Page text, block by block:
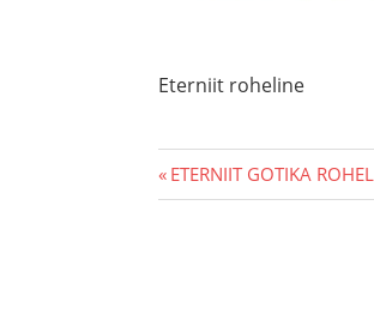
Eterniit roheline
Previous
Post:
ETERNIIT GOTIKA